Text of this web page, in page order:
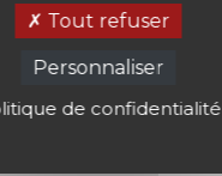
Tout refuser
Personnaliser
de confidentialité